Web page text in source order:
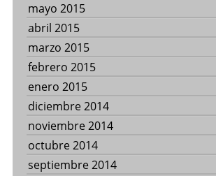
mayo 2015
abril 2015
marzo 2015
febrero 2015
enero 2015
diciembre 2014
noviembre 2014
octubre 2014
septiembre 2014